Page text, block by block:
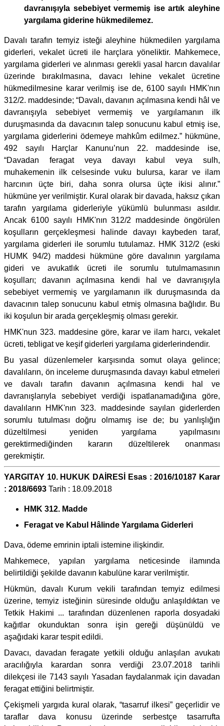
davranışıyla sebebiyet vermemiş ise artık aleyhine
yargılama giderine hükmedilemez.
Davalı tarafın temyiz isteği aleyhine hükmedilen yargılama
giderleri, vekalet ücreti ile harçlara yöneliktir. Mahkemece,
yargılama giderleri ve alınması gerekli yasal harcın davalılar
üzerinde bırakılmasına, davacı lehine vekalet ücretine
hükmedilmesine karar verilmiş ise de, 6100 sayılı HMK'nın
312/2. maddesinde; “Davalı, davanın açılmasına kendi hâl ve
davranışıyla sebebiyet vermemiş ve yargılamanın ilk
duruşmasında da davacının talep sonucunu kabul etmiş ise,
yargılama giderlerini ödemeye mahkûm edilmez.” hükmüne,
492 sayılı Harçlar Kanunu’nun 22. maddesinde ise,
“Davadan feragat veya davayı kabul veya sulh,
muhakemenin ilk celsesinde vuku bulursa, karar ve ilam
harcının üçte biri, daha sonra olursa üçte ikisi alınır.”
hükmüne yer verilmiştir. Kural olarak bir davada, haksız çıkan
tarafın yargılama giderleriyle yükümlü bulunması asıldır.
Ancak 6100 sayılı HMK'nın 312/2 maddesinde öngörülen
koşulların gerçekleşmesi halinde davayı kaybeden taraf,
yargılama giderleri ile sorumlu tutulamaz. HMK 312/2 (eski
HUMK 94/2) maddesi hükmüne göre davalının yargılama
gideri ve avukatlık ücreti ile sorumlu tutulmamasının
koşulları; davanın açılmasına kendi hal ve davranışıyla
sebebiyet vermemiş ve yargılamanın ilk duruşmasında da
davacının talep sonucunu kabul etmiş olmasına bağlıdır. Bu
iki koşulun bir arada gerçekleşmiş olması gerekir.
HMK'nun 323. maddesine göre, karar ve ilam harcı, vekalet
ücreti, tebligat ve keşif giderleri yargılama giderlerindendir.
Bu yasal düzenlemeler karşısında somut olaya gelince;
davalıların, ön inceleme duruşmasında davayı kabul etmeleri
ve davalı tarafın davanın açılmasına kendi hal ve
davranışlarıyla sebebiyet verdiği ispatlanamadığına göre,
davalıların HMK'nın 323. maddesinde sayılan giderlerden
sorumlu tutulması doğru olmamış ise de; bu yanlışlığın
düzeltilmesi yeniden yargılama yapılmasını
gerektirmediğinden kararın düzeltilerek onanması
gerekmiştir.
YARGITAY 10. HUKUK DAİRESİ Esas : 2016/10187 Karar
: 2018/6693 Tarih : 18.09.2018
HMK 312. Madde
Feragat ve Kabul Hâlinde Yargılama Giderleri
Dava, ödeme emrinin iptali istemine ilişkindir.
Mahkemece, yapılan yargılama neticesinde ilamında
belirtildiği şekilde davanın kabulüne karar verilmiştir.
Hükmün, davalı Kurum vekili tarafından temyiz edilmesi
üzerine, temyiz isteğinin süresinde olduğu anlaşıldıktan ve
Tetkik Hakimi ... tarafından düzenlenen raporla dosyadaki
kağıtlar okunduktan sonra işin gereği düşünüldü ve
aşağıdaki karar tespit edildi.
Davacı, davadan feragate yetkili olduğu anlaşılan avukatı
aracılığıyla karardan sonra verdiği 23.07.2018 tarihli
dilekçesi ile 7143 sayılı Yasadan faydalanmak için davadan
feragat ettiğini belirtmiştir.
Çekişmeli yargıda kural olarak, “tasarruf ilkesi” geçerlidir ve
taraflar dava konusu üzerinde serbestçe tasarrufta